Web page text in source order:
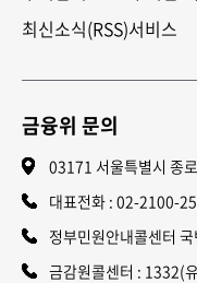
최신소식(RSS)서비스
금융위 문의
03171 서울특별시 종
대표전화 : 02-2100-
정부민원안내콜센터
금감원콜센터 : 1332(